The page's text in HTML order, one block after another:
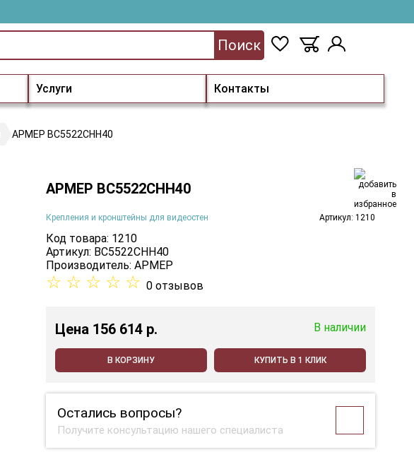
Услуги Контакты
Поиск
АРМЕР ВС5522СНН40
АРМЕР ВС5522СНН40
Крепления и кронштейны для видеостен Артикул: 1210
Код товара: 1210
Артикул: ВС5522СНН40
Производитель:АРМЕР
☆ ☆ ☆ ☆ ☆ 0 отзывов
Цена 156 614 p. В наличии
В КОРЗИНУ КУПИТЬ В 1 КЛИК
Остались вопросы?
Получите консультацию нашего специалиста